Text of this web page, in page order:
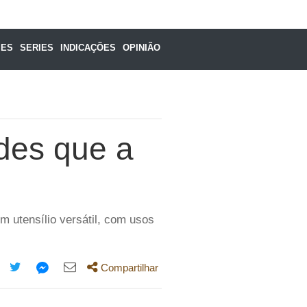
SERIES INDICAÇÕES OPINIÃO
que a
utensílio versátil, com usos
Compartilhe
Compartilhe
Compartilhe
Compartilhar